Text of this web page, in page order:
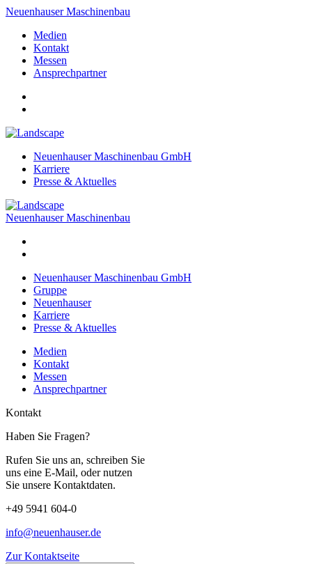
Neuenhauser Maschinenbau
Medien
Kontakt
Messen
Ansprechpartner
Neuenhauser Maschinenbau GmbH
Karriere
Presse & Aktuelles
Neuenhauser Maschinenbau
Neuenhauser Maschinenbau GmbH
Gruppe
Neuenhauser
Karriere
Presse & Aktuelles
Medien
Kontakt
Messen
Ansprechpartner
Kontakt
Haben Sie Fragen?
Rufen Sie uns an, schreiben Sie
uns eine E-Mail, oder nutzen
Sie unsere Kontaktdaten.
+49 5941 604-0
info@neuenhauser.de
Zur Kontaktseite